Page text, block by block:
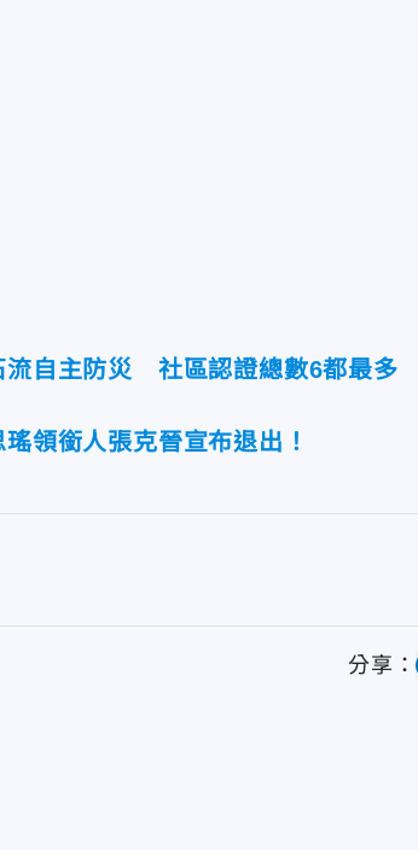
流自主防災 社區認證總數6都最多
領銜人張克晉宣布退出！
分享：